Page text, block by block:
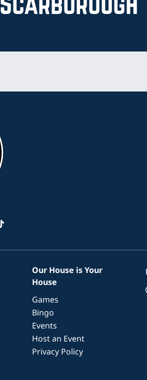
Our House is Your
House
Games
Bingo
Events
Host an Event
Privacy Policy